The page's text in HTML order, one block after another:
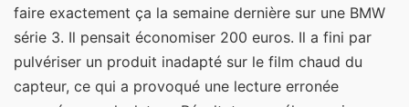
faire exactement ça la semaine dernière sur une BMW
série 3. Il pensait économiser 200 euros. Il a fini par
pulvériser un produit inadapté sur le film chaud du
capteur, ce qui a provoqué une lecture erronée